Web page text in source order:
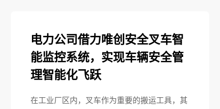
电力公司借力唯创安全叉车智
能监控系统，实现车辆安全管
理智能化飞跃
在工业厂区内，叉车作为重要的搬运工具，其